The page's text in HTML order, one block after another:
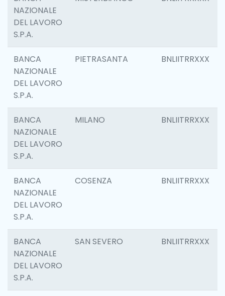
NAZIONALE
DEL LAVORO
S.P.A.
BANCA
NAZIONALE
DEL LAVORO
S.P.A.
PIETRASANTA BNLIITRRXXX
BANCA
NAZIONALE
DEL LAVORO
S.P.A.
MILANO BNLIITRRXXX
BANCA
NAZIONALE
DEL LAVORO
S.P.A.
COSENZA BNLIITRRXXX
BANCA
NAZIONALE
DEL LAVORO
S.P.A.
SAN SEVERO BNLIITRRXXX